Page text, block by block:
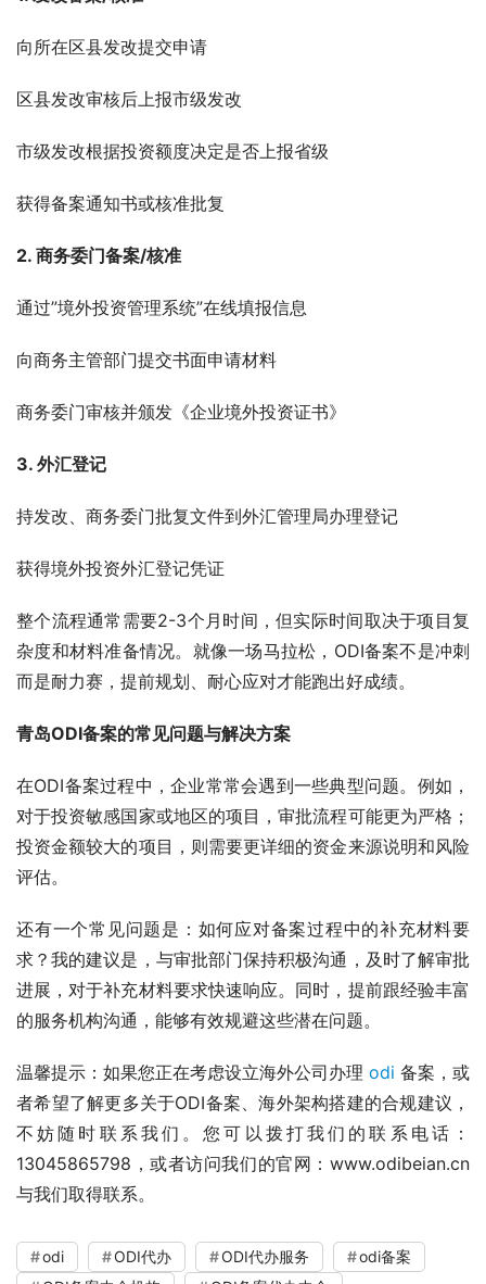
向所在区县发改提交申请
区县发改审核后上报市级发改
市级发改根据投资额度决定是否上报省级
获得备案通知书或核准批复
2. 商务委门备案/核准
通过”境外投资管理系统”在线填报信息
向商务主管部门提交书面申请材料
商务委门审核并颁发《企业境外投资证书》
3. 外汇登记
持发改、商务委门批复文件到外汇管理局办理登记
获得境外投资外汇登记凭证
整个流程通常需要2-3个月时间，但实际时间取决于项目复
杂度和材料准备情况。就像一场马拉松，ODI备案不是冲刺
而是耐力赛，提前规划、耐心应对才能跑出好成绩。
青岛ODI备案的常见问题与解决方案
在ODI备案过程中，企业常常会遇到一些典型问题。例如，
对于投资敏感国家或地区的项目，审批流程可能更为严格；
投资金额较大的项目，则需要更详细的资金来源说明和风险
评估。
还有一个常见问题是：如何应对备案过程中的补充材料要
求？我的建议是，与审批部门保持积极沟通，及时了解审批
进展，对于补充材料要求快速响应。同时，提前跟经验丰富
的服务机构沟通，能够有效规避这些潜在问题。
温馨提示：如果您正在考虑设立海外公司办理 odi 备案，或
者希望了解更多关于ODI备案、海外架构搭建的合规建议，
不妨随时联系我们。您可以拨打我们的联系电话：
13045865798，或者访问我们的官网：www.odibeian.cn
与我们取得联系。
odi ODI代办 ODI代办服务
odi备案